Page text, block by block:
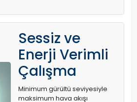
Sessiz ve
Enerji Verimli
Çalışma
Minimum gürültü seviyesiyle
maksimum hava akışı